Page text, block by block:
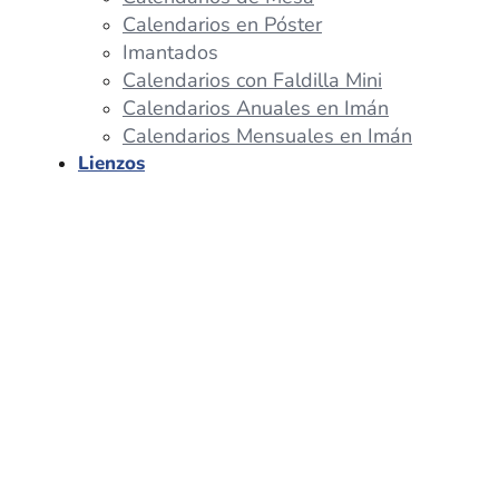
Calendarios en Póster
Imantados
Calendarios con Faldilla Mini
Calendarios Anuales en Imán
Calendarios Mensuales en Imán
Lienzos